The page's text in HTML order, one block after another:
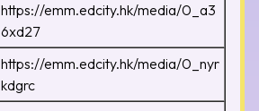
https://emm.edcity.hk/media/0_a3
6xd27
https://emm.edcity.hk/media/0_nyr
kdgrc